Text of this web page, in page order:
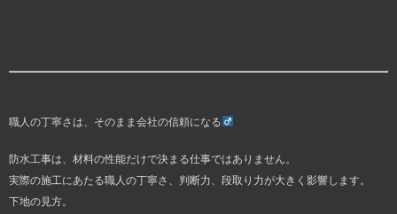
職人の丁寧さは、そのまま会社の信頼になる‍
防水工事は、材料の性能だけで決まる仕事ではありません。
実際の施工にあたる職人の丁寧さ、判断力、段取り力が大きく影響します。
下地の見方。